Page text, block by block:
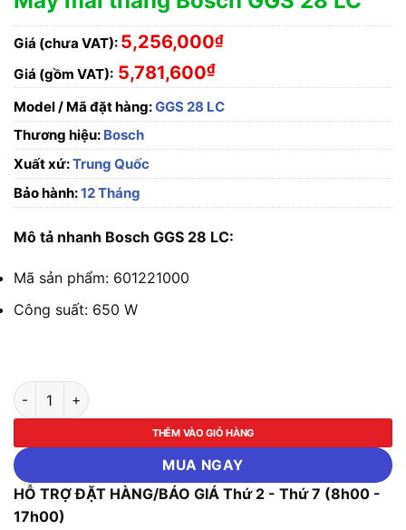
Giá (chưa VAT): 5,256,000₫
Giá (gồm VAT): 5,781,600₫
Model / Mã đặt hàng:GGS 28 LC
Thương hiệu: Bosch
Xuất xứ:Trung Quốc
Bảo hành:12 Tháng
Mô tả nhanh Bosch GGS 28 LC:
Mã sản phẩm: 601221000
Công suất: 650 W
Máy mài thẳng Bosch GGS 28 LC số lượng
THÊM VÀO GIỎ HÀNG
MUA NGAY
HỖ TRỢ ĐẶT HÀNG/BÁO GIÁ Thứ 2 - Thứ 7 (8h00 -
17h00)